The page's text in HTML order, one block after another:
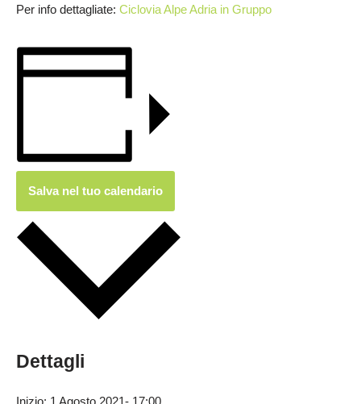
Per info dettagliate: Ciclovia Alpe Adria in Gruppo
Salva nel tuo calendario
Dettagli
Inizio: 1 Agosto 2021- 17:00